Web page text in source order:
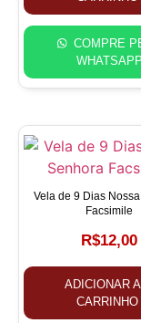
COMPRE
WHATSAPP
Vela de 9 Dias
Facsimile
R$12,00
ADICIONAR
CARRINHO